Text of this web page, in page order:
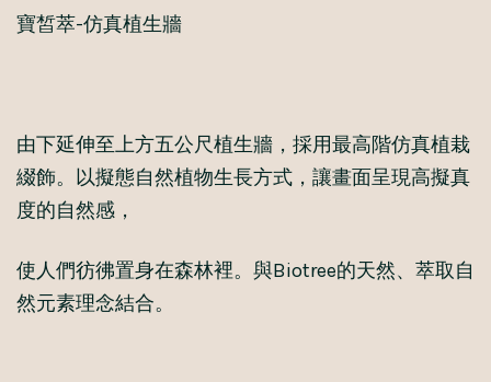
寶皙萃-仿真植生牆
由下延伸至上方五公尺植生牆，採用最高階仿真植栽
綴飾。以擬態自然植物生長方式，讓畫面呈現高擬真
度的自然感，
使人們彷彿置身在森林裡。與Biotree的天然、萃取自
然元素理念結合。